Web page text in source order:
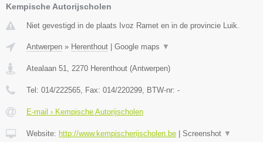
Kempische Autorijscholen
Niet gevestigd in de plaats Ivoz Ramet en in de provincie Luik.
Antwerpen » Herenthout | Google maps ▼
Atealaan 51 2270 Herenthout (Antwerpen)
Tel: 014/222565 , Fax: 014/220299 , BTW-nr: -
E-mail › Kempische Autorijscholen
Website: http://www.kempischerijscholen.be | Screenshot ▼